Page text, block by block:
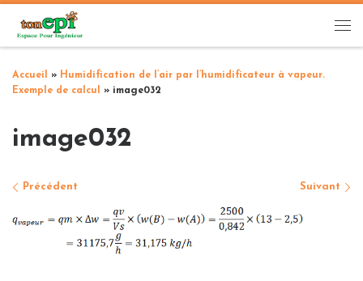
Passer au contenu
Accueil » Humidification de l’air par l’humidificateur à vapeur.
Exemple de calcul
» image032
image032
Navigation des images
Précédent Suivant